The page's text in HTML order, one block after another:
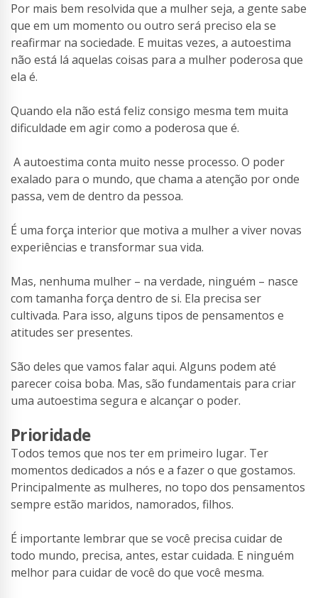
Por mais bem resolvida que a mulher seja, a gente sabe
que em um momento ou outro será preciso ela se
reafirmar na sociedade. E muitas vezes, a autoestima
não está lá aquelas coisas para a mulher poderosa que
ela é.
Quando ela não está feliz consigo mesma tem muita
dificuldade em agir como a poderosa que é.
A autoestima conta muito nesse processo. O poder
exalado para o mundo, que chama a atenção por onde
passa, vem de dentro da pessoa.
É uma força interior que motiva a mulher a viver novas
experiências e transformar sua vida.
Mas, nenhuma mulher – na verdade, ninguém – nasce
com tamanha força dentro de si. Ela precisa ser
cultivada. Para isso, alguns tipos de pensamentos e
atitudes ser presentes.
São deles que vamos falar aqui. Alguns podem até
parecer coisa boba. Mas, são fundamentais para criar
uma autoestima segura e alcançar o poder.
Prioridade
Todos temos que nos ter em primeiro lugar. Ter
momentos dedicados a nós e a fazer o que gostamos.
Principalmente as mulheres, no topo dos pensamentos
sempre estão maridos, namorados, filhos.
É importante lembrar que se você precisa cuidar de
todo mundo, precisa, antes, estar cuidada. E ninguém
melhor para cuidar de você do que você mesma.